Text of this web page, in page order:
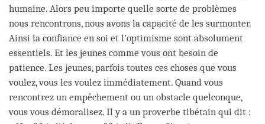
humaine. Alors peu importe quelle sorte de problèmes
nous rencontrons, nous avons la capacité de les surmonter.
Ainsi la confiance en soi et l’optimisme sont absolument
essentiels. Et les jeunes comme vous ont besoin de
patience. Les jeunes, parfois toutes ces choses que vous
voulez, vous les voulez immédiatement. Quand vous
rencontrez un empêchement ou un obstacle quelconque,
vous vous démoralisez. Il y a un proverbe tibétain qui dit :